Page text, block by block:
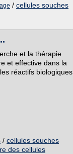
/ cellules souches
et la thérapie
et effective dans la
réactifs biologiques
/ cellules souches
des cellules